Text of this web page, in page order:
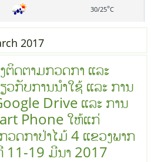
30/25°C
2017
ດຕາມກວດກາ ແລະ
ວກັບການນຳໃຊ້ ແລະ ການ
Drive ແລະ ການ
Phone ໃຫ້ແກ່
ວດກາປ່າໄມ້ 4 ແຂວງພາກ
11-19 ມີນາ 2017